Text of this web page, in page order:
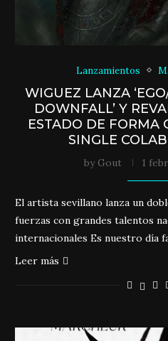
Lanzamientos
WIGUEZ LANZA
DOWNFALL’ Y
ESTADO DE FORMA
SINGLE
by Gout 1
El artista sevillano lanza un
fuerzas con grandes talentos
internacionales Es nuestro día
Leer más